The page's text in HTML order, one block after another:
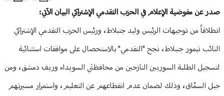
Article Content
صدر عن مفوضية الإعلام في الحزب التقدمي الإشتراكي البيان الآتي:
انطلاقاً من توجيهات الرئيس وليد جنبلاط، ورئيس الحزب التقدمي الإشتراكي
النائب تيمور جنبلاط، نجح "التقدمي" بالاستحصال على موافقات استثنائية
لتسجيل الطلبة السوريين النازحين من محافظتَي السويداء وريف دمشق، ومن
جبل السمّاق، وذلك لضمان عدم انقطاعهم عن التعليم، واستمرار مسيرتهم